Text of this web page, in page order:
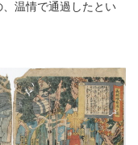
温情で通過したとい